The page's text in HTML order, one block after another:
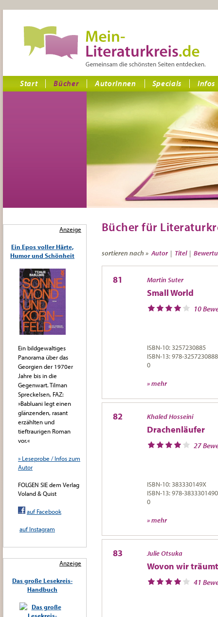
Start Bücher AutorInnen Specials Infos
Bücher für
sortieren nach »Autor | Titel |
81 Martin Suter
Small World
10
ISBN-10: 3257230885
ISBN-13: 978-3257230888
0
» mehr
82 Khaled Hosseini
Drachenläufer
27
ISBN-10: 383330149X
ISBN-13: 978-3833301490
0
» mehr
83 Julie Otsuka
Wovon wir
41
Anzeige
Ein Epos voller Härte,
Humor und Schönheit
Ein bildgewaltiges
Panorama über das
Georgien der 1970er
Jahre bis in die
Gegenwart. Tilman
Spreckelsen, FAZ:
»Babluani legt einen
glänzenden, rasant
erzählten und
tieftraurigen Roman
vor.«
» Leseprobe / Infos zum
Autor
FOLGEN SIE dem Verlag
Voland & Quist
auf Facebook
auf Instagram
Anzeige
Das große Lesekreis-
Handbuch